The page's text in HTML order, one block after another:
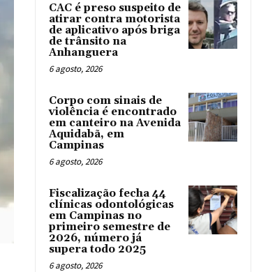
CAC é preso suspeito de
atirar contra motorista
de aplicativo após briga
de trânsito na
Anhanguera
6 agosto, 2026
Corpo com sinais de
violência é encontrado
em canteiro na Avenida
Aquidabã, em
Campinas
6 agosto, 2026
Fiscalização fecha 44
clínicas odontológicas
em Campinas no
primeiro semestre de
2026, número já
supera todo 2025
6 agosto, 2026